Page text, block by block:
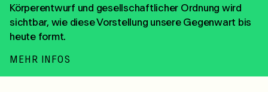
Körperentwurf und gesellschaftlicher Ordnung wird
sichtbar, wie diese Vorstellung unsere Gegenwart bis
heute formt.
MEHR INFOS